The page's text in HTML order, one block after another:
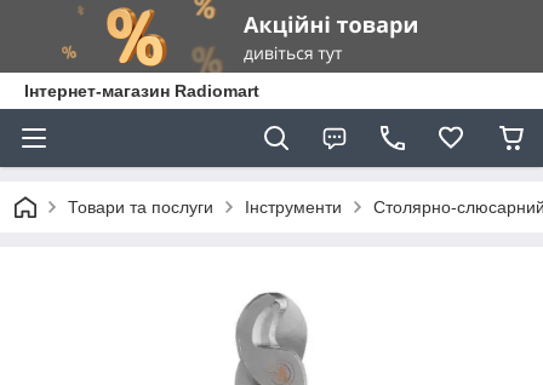
Інтернет-магазин Radiomart
Товари та послуги Інструменти Столярно-